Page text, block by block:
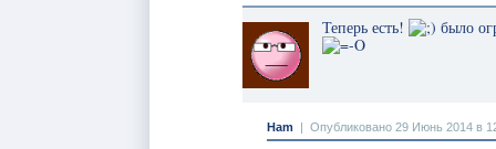
Теперь есть! было
Ham Опубликовано 29 Июнь 2014 в